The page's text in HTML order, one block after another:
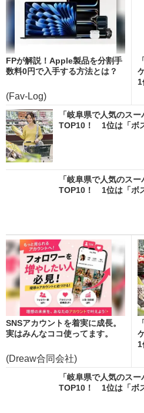
FPが解説！Apple製品を分割手
数料0円で入手する方法とは？
(Fav-Log)
「岐阜県で人気のス
TOP10！ 1位は「ボ
「岐阜県で人気のス
TOP10！ 1位は「ボ
SNSアカウントを着実に成長。
実はみんなココ使ってます。
(Dreaw合同会社)
「岐阜県で人気のス
TOP10！ 1位は「ボ